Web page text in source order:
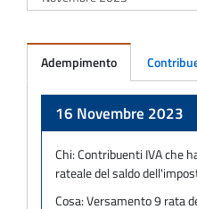
Adempimento
16 Novembre 2023
Chi:Contribuenti IVA che
rateale del saldo
Cosa:Versamento 9 rata